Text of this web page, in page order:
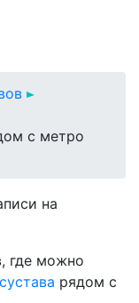
с метро
на
где можно
рядом с